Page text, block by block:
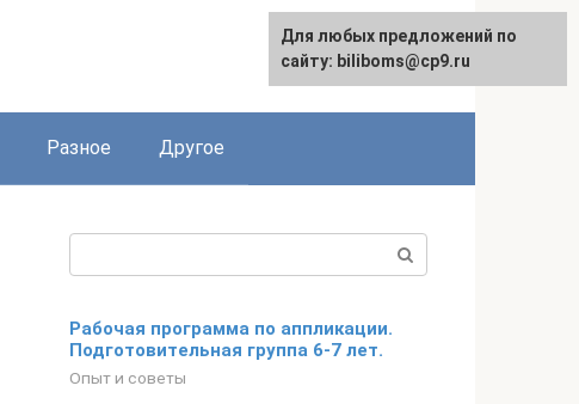
Разное Другое
Рабочая программа по аппликации.
Подготовительная группа 6-7 лет.
Опыт и советы
Для любых предложений по
сайту: biliboms@cp9.ru